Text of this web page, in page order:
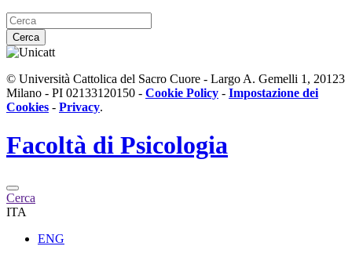
Cerca
© Università Cattolica del Sacro Cuore - Largo A. Gemelli 1, 20123
Milano - PI 02133120150 - Cookie Policy - Impostazione dei
Cookies - Privacy.
Facoltà di Psicologia
Cerca
ITA
ENG